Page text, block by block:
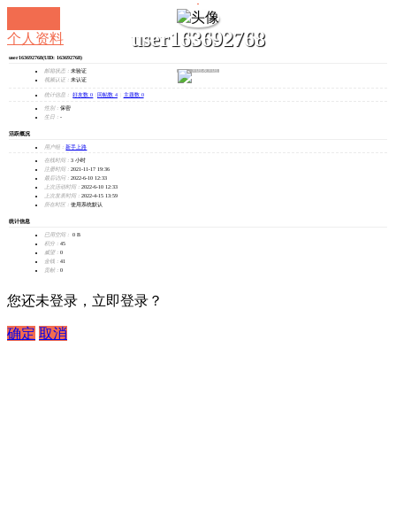
user163692768
发消息
个人资料
user163692768(UID: 163692768)
邮箱状态： 未验证
视频认证： 未认证
统计信息： 好友数 0 回帖数 4 主题数 0
性别： 保密
生日： -
活跃概况
用户组： 新手上路
在线时间： 3 小时
注册时间： 2021-11-17 19:36
最后访问： 2022-6-10 12:33
上次活动时间： 2022-6-10 12:33
上次发表时间： 2022-4-15 13:59
所在时区： 使用系统默认
统计信息
已用空间：
0 B
积分： 45
威望： 0
金钱： 41
贡献： 0
您还未登录，立即登录？
确定 取消